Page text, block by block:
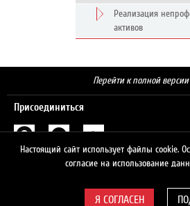
Реализация
активов
Перейти к полной версии
Присоединиться
Настоящий сайт использует файлы cookie.
согласие на использование